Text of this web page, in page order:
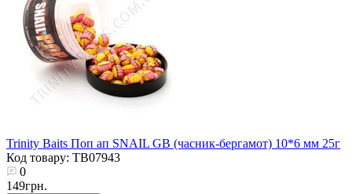
Trinity Baits Поп ап SNAIL GВ (часник-бергамот) 10*6 мм 25г
Код товару: TB07943
0
149грн.